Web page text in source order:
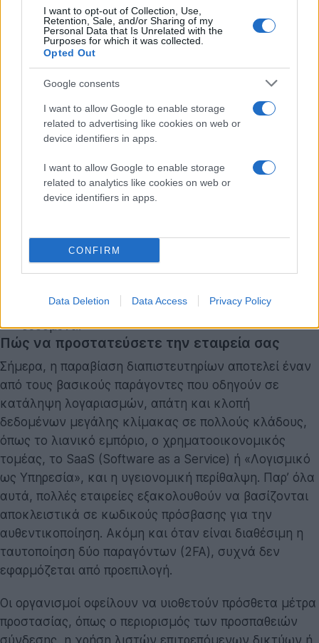
I want to opt-out of Collection, Use,
Retention, Sale, and/or Sharing of my
Personal Data that Is Unrelated with the
Purposes for which it was collected.
Opted Out
Google consents
I want to allow Google to enable storage
related to advertising like cookies on web or
device identifiers in apps.
I want to allow Google to enable storage
related to analytics like cookies on web or
device identifiers in apps.
CONFIRM
Data Deletion Data Access Privacy Policy
Ένας διαχειριστής κωδικών πρόσβασης καθιστά
αυτό το βήμα πολύ εύκολο, καθώς μπορεί να
δημιουργήσει και να αποθηκεύσει ισχυρούς,
μοναδικούς κωδικούς πρόσβασης για κάθε
λογαριασμό.
Ενεργοποιήστε την επαλήθευση δύο
παραγόντων (2FA)όποτε είναι διαθέσιμη. Ακόμα
και αν οι εισβολείς γνωρίζουν τον κωδικό
πρόσβασής, δεν θα μπορούν να συνδεθούν χωρίς
τον δεύτερο παράγοντα.
Μείνετε σε εγρήγορση
ελέγξετε αν το email ή τα διαπιστευτήριά σας
έχουν εκτεθεί σε προηγούμενες διαρροές ή
παραβιάσεις. Αν έχει συμβεί κάτι τέτοιο, αλλάξτε
λογαριασμούς που αποθηκεύουν ευαίσθητα
δεδομένα.
Πώς να προστατεύσετε την εταιρεία σας
Σήμερα, η παραβίαση διαπιστευτηρίων αποτελεί έναν
από τους βασικούς παράγοντες που οδηγούν σε
κατάληψη λογαριασμών, απάτη και κλοπή
δεδομένων μεγάλης κλίμακας σε πολλούς κλάδους,
όπως το λιανικό εμπόριο, ο χρηματοοικονομικός
τομέας, το SaaS (Software as a Service) ή «Λογισμικό
ως Υπηρεσία», και η υγειονομική περίθαλψη. Παρ’ όλα
αυτά, πολλές εταιρείες εξακολουθούν να βασίζονται
αποκλειστικά σε κωδικούς πρόσβασης για την
αυθεντικοποίηση. Ακόμη και όταν είναι διαθέσιμη η
ταυτοποίηση δύο παραγόντων (2FA), συχνά δεν
εφαρμόζεται από προεπιλογή.
Οι οργανισμοί οφείλουν να υιοθετούν πρόσθετα μέτρα
προστασίας, όπως ο περιορισμός των προσπαθειών
σύνδεσης, η χρήση λιστών επιτρεπόμενων δικτύων ή